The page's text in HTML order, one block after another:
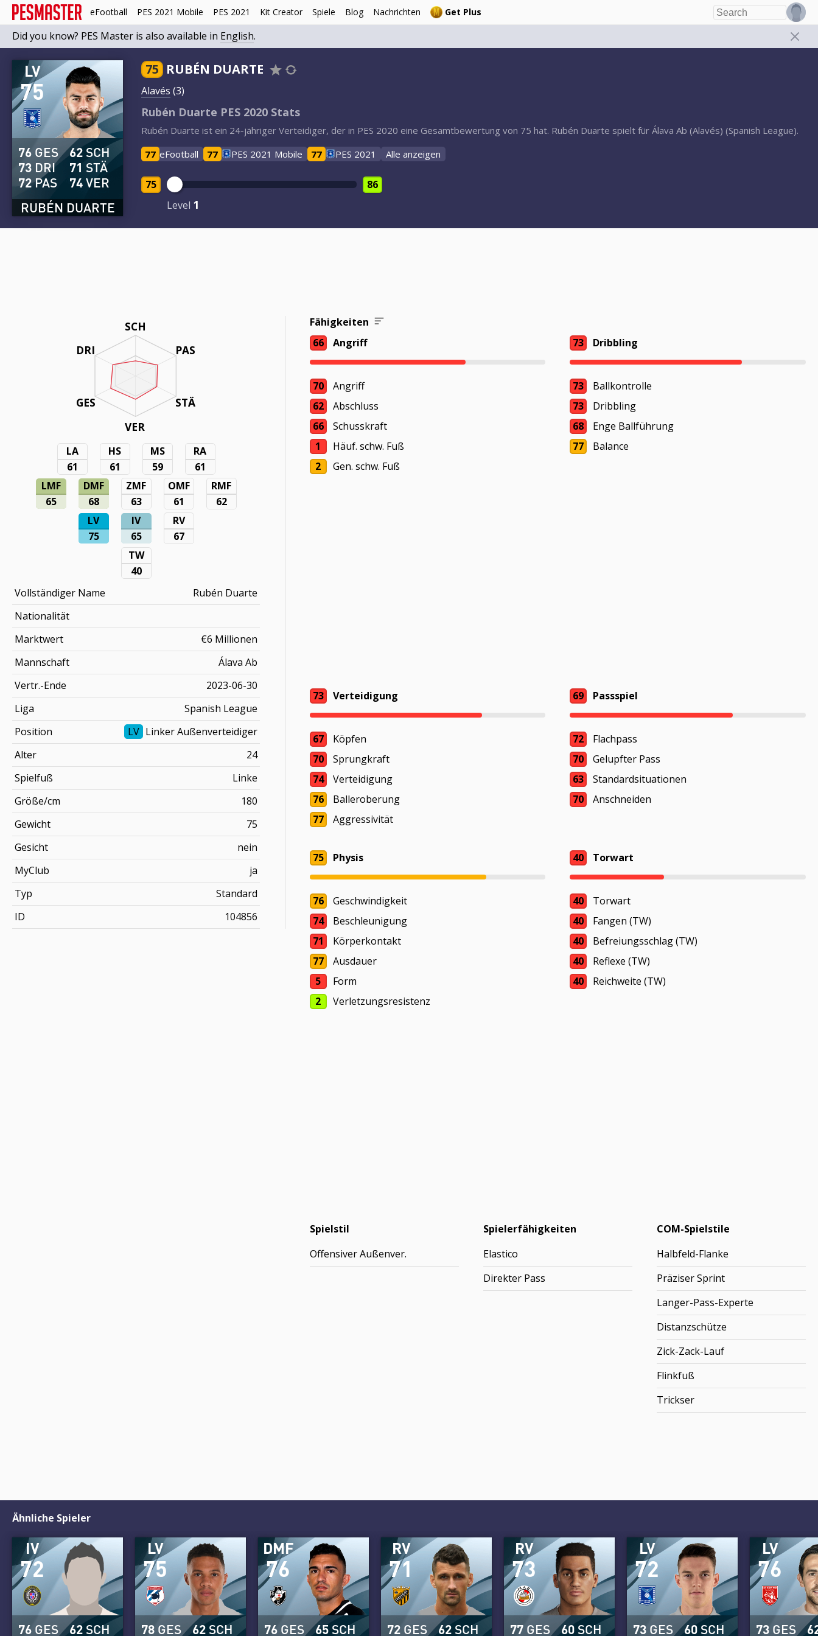
eFootball PES 2021 Mobile PES 2021 Kit Creator Spiele Blog Nachrichten Get Plus
Did you know? PES Master is also available in English.
75
LV
RUBÉN DUARTE
76 GES
73 DRI
72PAS
62 SCH
71 STÄ
74VER
75 RUBÉN DUARTE
Alavés (3)
Rubén Duarte PES 2020 Stats
Rubén Duarte ist ein 24-jähriger Verteidiger, der in PES 2020 eine Gesamtbewertung von 75 hat. Rubén Duarte spielt für Álava Ab (Alavés) (Spanish League).
77 eFootball 77 PES 2021 Mobile 77 PES 2021 Alle anzeigen
75
Level 1
86
SCH
PAS
STÄ
VER
DRI
GES
LA
61
HS
61
MS
59
RA
61
LMF
65
DMF
68
ZMF
63
OMF
61
RMF
62
LV
75
IV
65
RV
67
TW
40
Vollständiger Name
Rubén Duarte
Nationalität
Marktwert
€6 Millionen
Mannschaft
Álava Ab
Vertr.-Ende
2023-06-30
Liga
Spanish League
Position
LV Linker Außenverteidiger
Alter
24
Spielfuß
Linke
Größe/cm
180
Gewicht
75
Gesicht
nein
MyClub
ja
Typ
Standard
ID
104856
Fähigkeiten
66
Angriff
70
Angriff
62
Abschluss
66
Schusskraft
1
Häuf. schw. Fuß
2
Gen. schw. Fuß
73 Dribbling
73
Ballkontrolle
73
Dribbling
68
Enge Ballführung
77
Balance
73 Verteidigung
67
Köpfen
70
Sprungkraft
74
Verteidigung
76
Balleroberung
77
Aggressivität
69 Passspiel
72
Flachpass
70
Gelupfter Pass
63
Standardsituationen
70
Anschneiden
75 Physis
76
Geschwindigkeit
74
Beschleunigung
71
Körperkontakt
77
Ausdauer
5
Form
2
Verletzungsresistenz
40 Torwart
40
Torwart
40
Fangen (TW)
40
Befreiungsschlag (TW)
40
Reflexe (TW)
40
Reichweite (TW)
Spielstil
Offensiver Außenver.
Spielerfähigkeiten
Elastico
Direkter Pass
COM-Spielstile
Halbfeld-Flanke
Präziser Sprint
Langer-Pass-Experte
Distanzschütze
Zick-Zack-Lauf
Flinkfuß
Trickser
Ähnliche Spieler
72
IV
76 GES 62 SCH
75
LV
78 GES 62 SCH
76
DMF
76 GES 65 SCH
71
RV
72 GES 62 SCH
73
RV
77 GES 60 SCH
72
LV
73 GES 60 SCH
76
LV
73 GES